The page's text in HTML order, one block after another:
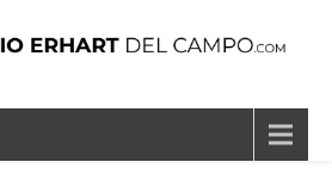
Erhart del
Campo